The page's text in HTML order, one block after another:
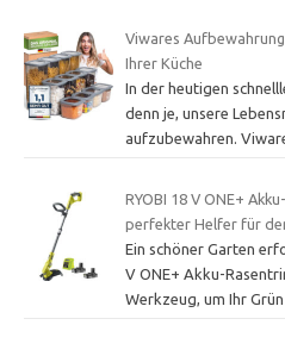
Viwares
Ihrer Küche
In der heutigen
denn je, unsere
aufzubewahren.
RYOBI 18 V ONE+
perfekter Helfer für
Ein schöner Garten
V ONE+ Akku-
Werkzeug, um Ihr